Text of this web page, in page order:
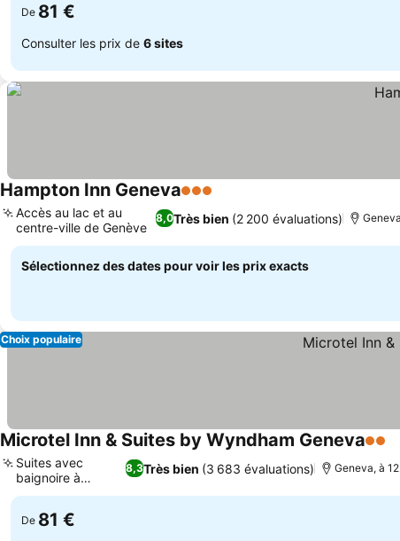
De 81 €
Consulter les prix de 6 sites
Hampton Inn Geneva3 Étoiles
8,0Très bien (2 200 évaluations)
Accès au lac et au
centre-ville de Genève
Sélectionnez des dates pour voir les prix exacts
Choix populaire
Microtel Inn & Suites by Wyndham Geneva2
8,3Très bien (3 683 évaluations)
Suites avec
baignoire à
remous
Geneva, à
De 81 €